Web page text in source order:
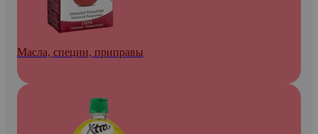
Масла, специи, приправы